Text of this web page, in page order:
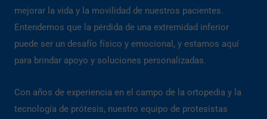
mejorar la vida y la movilidad de nuestros pacientes.
Entendemos que la pérdida de una extremidad inferior
puede ser un desafío físico y emocional, y estamos aquí
para brindar apoyo y soluciones personalizadas.
Con años de experiencia en el campo de la ortopedia y la
tecnología de prótesis, nuestro equipo de protesistas